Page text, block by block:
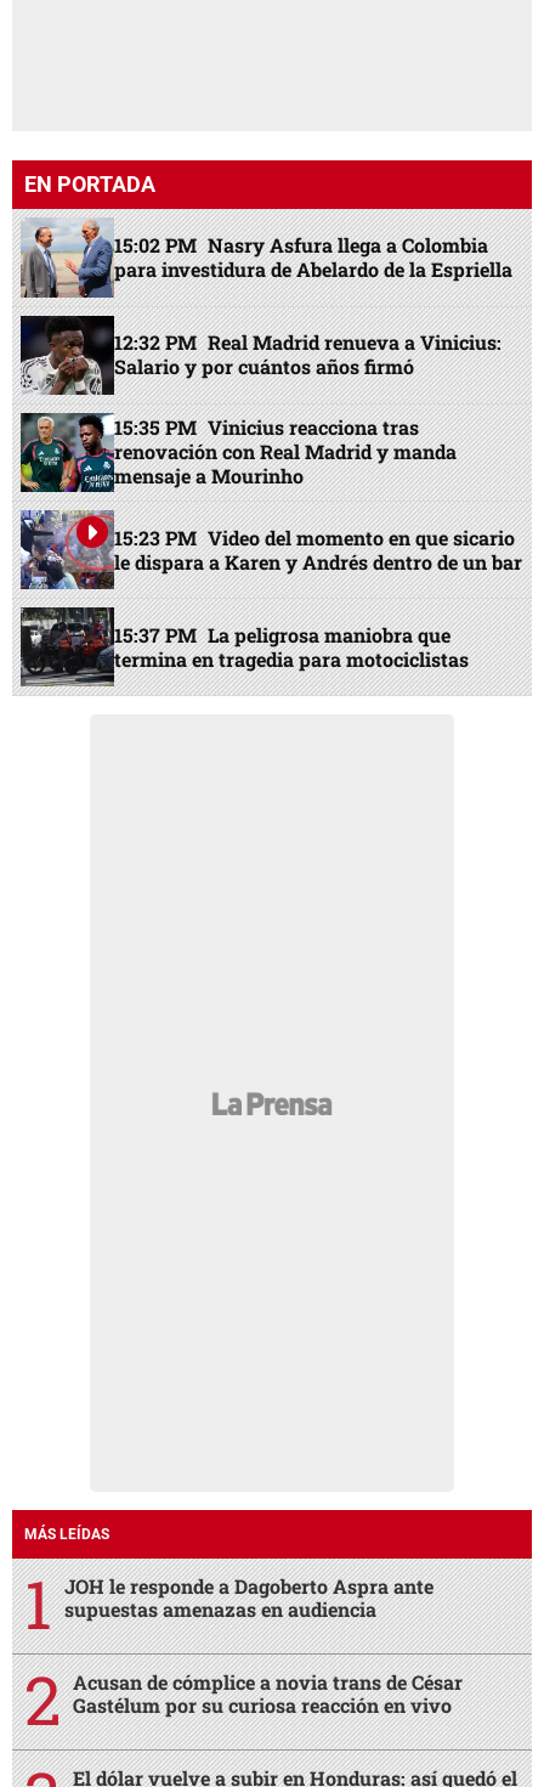
EN PORTADA
15:02 PM Nasry Asfura llega a Colombia
para investidura de Abelardo de la Espriella
12:32 PM Real Madrid renueva a Vinicius:
Salario y por cuántos años firmó
15:35 PM Vinicius reacciona tras
renovación con Real Madrid y manda
mensaje a Mourinho
15:23 PM Video del momento en que sicario
le dispara a Karen y Andrés dentro de un bar
15:37 PM La peligrosa maniobra que
termina en tragedia para motociclistas
MÁS LEÍDAS
JOH le responde a Dagoberto Aspra ante
supuestas amenazas en audiencia
Acusan de cómplice a novia trans de César
Gastélum por su curiosa reacción en vivo
El dólar vuelve a subir en Honduras: así quedó el